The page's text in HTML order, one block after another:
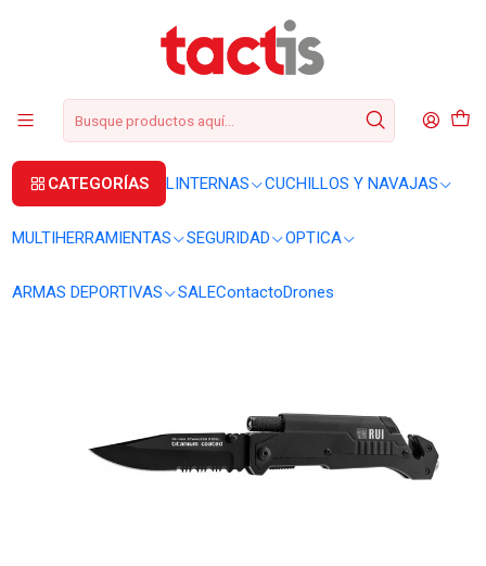
CATEGORÍAS LINTERNAS CUCHILLOS Y NAVAJAS
MULTIHERRAMIENTAS SEGURIDAD OPTICA
ARMAS DEPORTIVAS SALEContactoDrones
+56 2 3224 9572 +569 62369815
LINTERNAS
LINTERNAS DE MANO
Navaja táctica K25 negra con linterna y pedernal 9 cm 19265